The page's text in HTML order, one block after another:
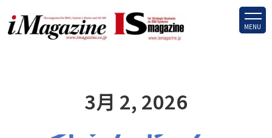
MENU
3月 2, 2026